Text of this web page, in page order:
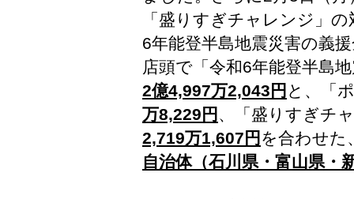
「盛りすぎチャレンジ」
6年能登半島地震災害の義
店頭で「令和6年能登半島
2億4,997万2,043円 と、「
万8,229円 、「盛りすぎチ
2,719万1,607円 を合わせた
自治体（石川県・富山県・